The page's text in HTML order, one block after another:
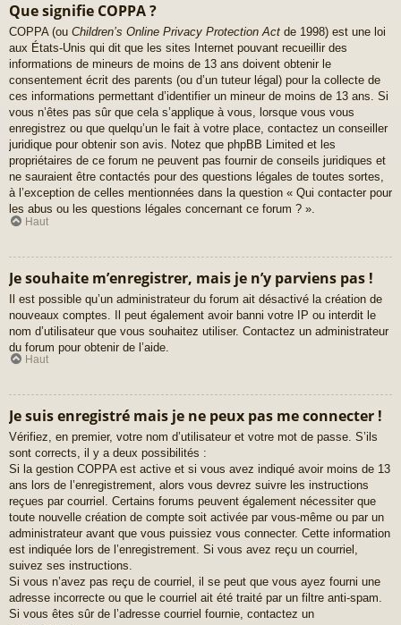
Que signifie COPPA ?
COPPA (ou Children’s Online Privacy Protection Act de 1998) est une loi
aux États-Unis qui dit que les sites Internet pouvant recueillir des
informations de mineurs de moins de 13 ans doivent obtenir le
consentement écrit des parents (ou d’un tuteur légal) pour la collecte de
ces informations permettant d’identifier un mineur de moins de 13 ans. Si
vous n’êtes pas sûr que cela s’applique à vous, lorsque vous vous
enregistrez ou que quelqu’un le fait à votre place, contactez un conseiller
juridique pour obtenir son avis. Notez que phpBB Limited et les
propriétaires de ce forum ne peuvent pas fournir de conseils juridiques et
ne sauraient être contactés pour des questions légales de toutes sortes,
à l’exception de celles mentionnées dans la question « Qui contacter pour
les abus ou les questions légales concernant ce forum ? ».
Haut
Je souhaite m’enregistrer, mais je n’y parviens pas !
Il est possible qu’un administrateur du forum ait désactivé la création de
nouveaux comptes. Il peut également avoir banni votre IP ou interdit le
nom d’utilisateur que vous souhaitez utiliser. Contactez un administrateur
du forum pour obtenir de l’aide.
Haut
Je suis enregistré mais je ne peux pas me connecter !
Vérifiez, en premier, votre nom d’utilisateur et votre mot de passe. S’ils
sont corrects, il y a deux possibilités :
Si la gestion COPPA est active et si vous avez indiqué avoir moins de 13
ans lors de l’enregistrement, alors vous devrez suivre les instructions
reçues par courriel. Certains forums peuvent également nécessiter que
toute nouvelle création de compte soit activée par vous-même ou par un
administrateur avant que vous puissiez vous connecter. Cette information
est indiquée lors de l’enregistrement. Si vous avez reçu un courriel,
suivez ses instructions.
Si vous n’avez pas reçu de courriel, il se peut que vous ayez fourni une
adresse incorrecte ou que le courriel ait été traité par un filtre anti-spam.
Si vous êtes sûr de l’adresse courriel fournie, contactez un